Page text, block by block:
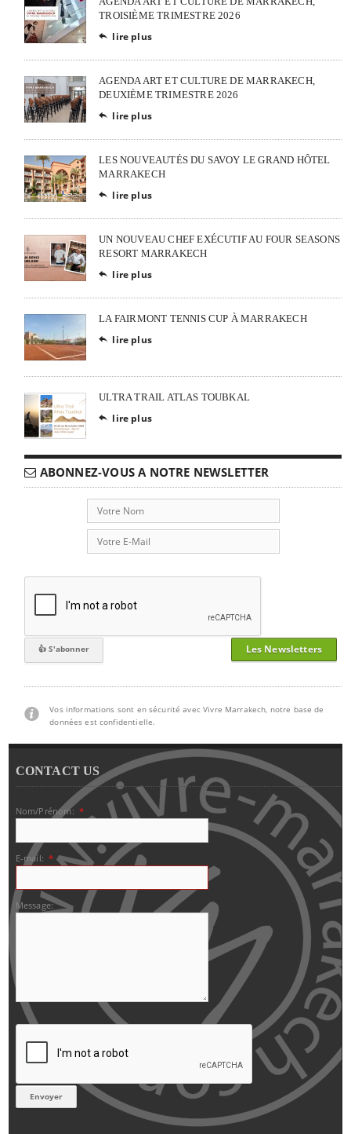
TROISIÈME TRIMESTRE 2026
 lire plus
AGENDA ART ET CULTURE DE MARRAKECH,
DEUXIÈME TRIMESTRE 2026
 lire plus
LES NOUVEAUTÉS DU SAVOY LE GRAND HÔTEL
MARRAKECH
 lire plus
UN NOUVEAU CHEF EXÉCUTIF AU FOUR SEASONS
RESORT MARRAKECH
 lire plus
LA FAIRMONT TENNIS CUP À MARRAKECH
 lire plus
ULTRA TRAIL ATLAS TOUBKAL
 lire plus
ABONNEZ-VOUS A NOTRE NEWSLETTER
Les Newsletters
Vos informations sont en sécurité avec Vivre Marrakech, notre base de
données est confidentielle.
CONTACT US
Nom/Prénom: *
E-mail: *
Message: